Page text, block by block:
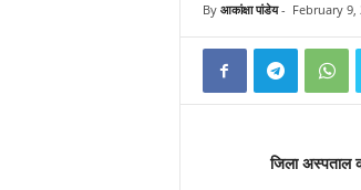
By आकांक्षा पांडेय- February 9,
जिला अस्पताल